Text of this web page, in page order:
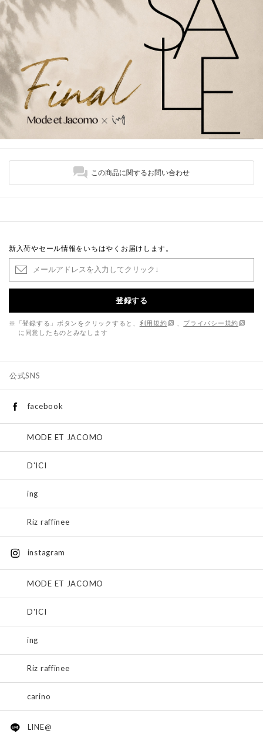
この商品に関するお問い合わせ
新入荷やセール情報をいちはやくお届けします。
登録する
※「登録する」ボタンをクリックすると、 利用規約
プライバシー規約
に同意したものとみなします
公式SNS
facebook
MODE ET JACOMO
D'ICI
ing
Riz raffinee
instagram
MODE ET JACOMO
D'ICI
ing
Riz raffinee
carino
LINE@